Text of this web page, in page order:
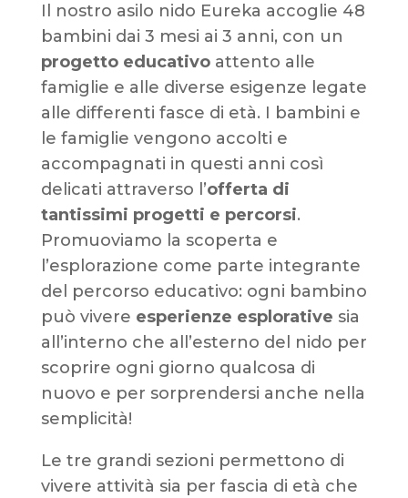
Il nostro asilo nido Eureka accoglie 48
bambini dai 3 mesi ai 3 anni, con un
progetto educativoattento alle
famiglie e alle diverse esigenze legate
alle differenti fasce di età. I bambini e
le famiglie vengono accolti e
accompagnati in questi anni così
delicati attraverso l’offerta di
tantissimi progetti e percorsi.
Promuoviamo la scoperta e
l’esplorazione come parte integrante
del percorso educativo: ogni bambino
può vivere esperienze esplorative sia
all’interno che all’esterno del nido per
scoprire ogni giorno qualcosa di
nuovo e per sorprendersi anche nella
semplicità!
Le tre grandi sezioni permettono di
vivere attività sia per fascia di età che